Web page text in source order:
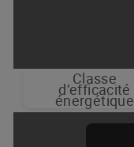
Classe
d’efficacité
énergétique